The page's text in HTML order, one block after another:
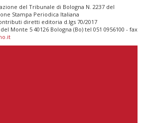
del Tribunale di Bologna N. 2237 del
Stampa Periodica Italiana
diretti editoria d.lgs 70/2017
Monte 5 40126 Bologna (Bo) tel 051 0956100 - fax